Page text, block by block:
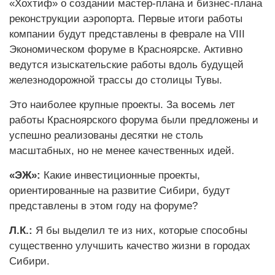
«Хохтиф» о создании мастер-плана и бизнес-плана
реконструкции аэропорта. Первые итоги работы
компании будут представлены в феврале на VIII
Экономическом форуме в Красноярске. Активно
ведутся изыскательские работы вдоль будущей
железнодорожной трассы до столицы Тувы.
Это наиболее крупные проекты. За восемь лет
работы Красноярского форума были предложены и
успешно реализованы десятки не столь
масштабных, но не менее качественных идей.
«ЭЖ»: Какие инвестиционные проекты,
ориентированные на развитие Сибири, будут
представлены в этом году на форуме?
Л.К.: Я бы выделил те из них, которые способны
существенно улучшить качество жизни в городах
Сибири.